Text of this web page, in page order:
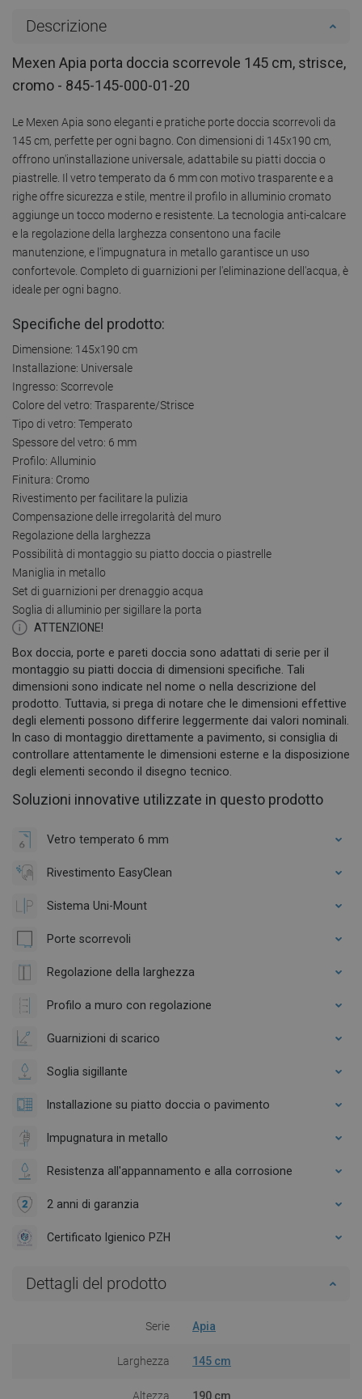
Descrizione
Mexen Apia porta doccia scorrevole 145 cm, strisce,
cromo - 845-145-000-01-20
Le Mexen Apia sono eleganti e pratiche porte doccia scorrevoli da
145 cm, perfette per ogni bagno. Con dimensioni di 145x190 cm,
offrono un'installazione universale, adattabile su piatti doccia o
piastrelle. Il vetro temperato da 6 mm con motivo trasparente e a
righe offre sicurezza e stile, mentre il profilo in alluminio cromato
aggiunge un tocco moderno e resistente. La tecnologia anti-calcare
e la regolazione della larghezza consentono una facile
manutenzione, e l'impugnatura in metallo garantisce un uso
confortevole. Completo di guarnizioni per l'eliminazione dell'acqua, è
ideale per ogni bagno.
Specifiche del prodotto:
Dimensione: 145x190 cm
Installazione: Universale
Ingresso: Scorrevole
Colore del vetro: Trasparente/Strisce
Tipo di vetro: Temperato
Spessore del vetro: 6 mm
Profilo: Alluminio
Finitura: Cromo
Rivestimento per facilitare la pulizia
Compensazione delle irregolarità del muro
Regolazione della larghezza
Possibilità di montaggio su piatto doccia o piastrelle
Maniglia in metallo
Set di guarnizioni per drenaggio acqua
Soglia di alluminio per sigillare la porta
ATTENZIONE!
Box doccia, porte e pareti doccia sono adattati di serie per il
montaggio su piatti doccia di dimensioni specifiche. Tali
dimensioni sono indicate nel nome o nella descrizione del
prodotto. Tuttavia, si prega di notare che le dimensioni effettive
degli elementi possono differire leggermente dai valori nominali.
In caso di montaggio direttamente a pavimento, si consiglia di
controllare attentamente le dimensioni esterne e la disposizione
degli elementi secondo il disegno tecnico.
Soluzioni innovative utilizzate in questo prodotto
Vetro temperato 6 mm
Rivestimento EasyClean
Sistema Uni-Mount
Porte scorrevoli
Regolazione della larghezza
Profilo a muro con regolazione
Guarnizioni di scarico
Soglia sigillante
Installazione su piatto doccia o pavimento
Impugnatura in metallo
Resistenza all'appannamento e alla corrosione
2 anni di garanzia
Certificato Igienico PZH
Dettagli del prodotto
Serie Apia
Larghezza 145 cm
Altezza 190 cm